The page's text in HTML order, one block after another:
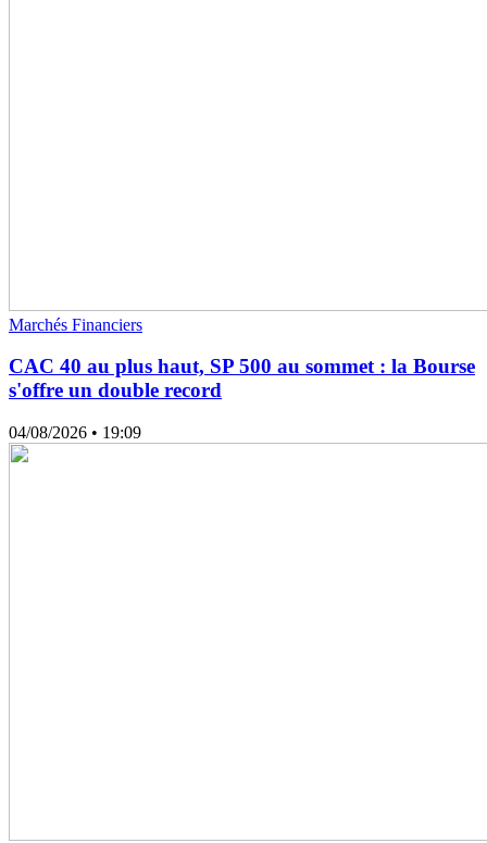
Marchés Financiers
CAC 40 au plus haut, SP 500 au sommet : la Bourse
s'offre un double record
04/08/2026 • 19:09